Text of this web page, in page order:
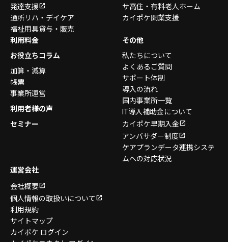
発達支援
通所リハ・デイケア
福祉用具貸与・販売
サ高住・有料老人ホーム
カイポケ開業支援
利用料金
お役立ちコラム
加算・減算
帳票
事業所運営
利用者様の声
セミナー
その他
私たちについて
よくあるご質問
サポート体制
導入の流れ
国内事業所一覧
IT導入補助金について
カイポケ早期入金
アンバサダー制度
ケアプランデータ連携システ
ムへの対応状況
運営会社
会社概要
個人情報の取扱いについて
利用規約
サイトマップ
カイポケ ログイン